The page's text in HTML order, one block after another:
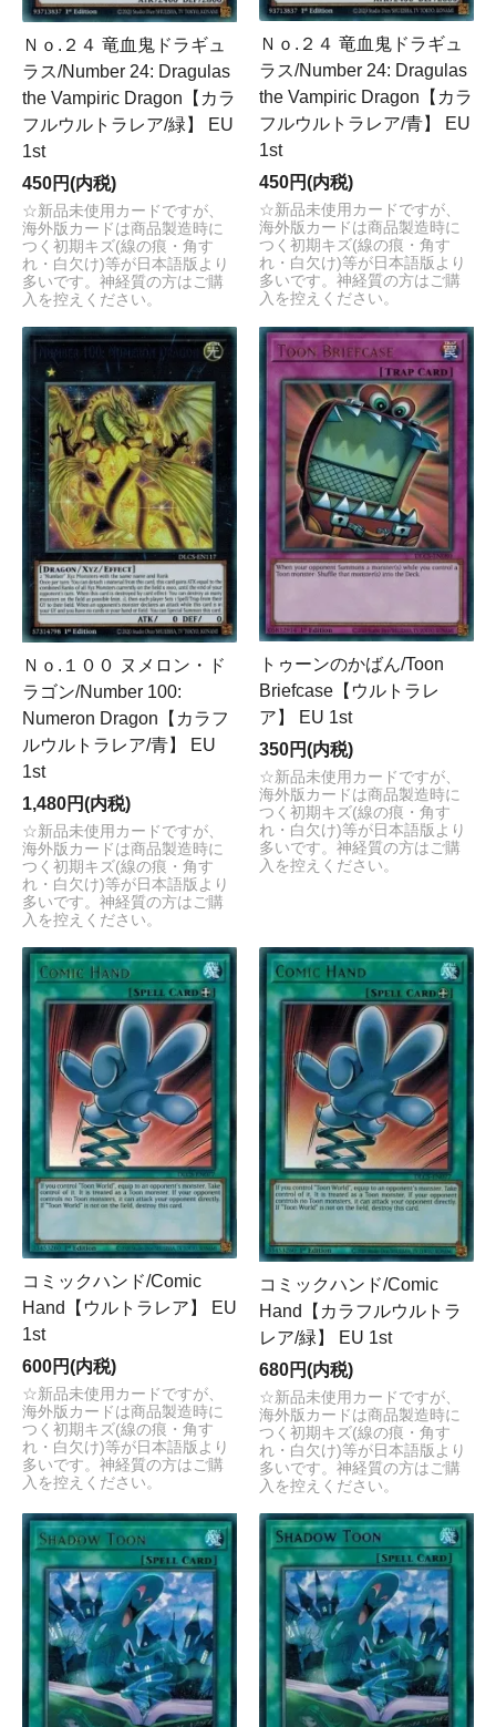
Ｎｏ.２４ 竜血鬼ドラギュ
ラス/Number 24: Dragulas
the Vampiric Dragon【カラ
フルウルトラレア/緑】 EU
1st
450円(内税)
☆新品未使用カードですが、
海外版カードは商品製造時に
つく初期キズ(線の痕・角す
れ・白欠け)等が日本語版より
多いです。神経質の方はご購
入を控えください。
Ｎｏ.２４ 竜血鬼ドラギュ
ラス/Number 24: Dragulas
the Vampiric Dragon【カラ
フルウルトラレア/青】 EU
1st
450円(内税)
☆新品未使用カードですが、
海外版カードは商品製造時に
つく初期キズ(線の痕・角す
れ・白欠け)等が日本語版より
多いです。神経質の方はご購
入を控えください。
Ｎｏ.１００ ヌメロン・ド
ラゴン/Number 100:
Numeron Dragon【カラフ
ルウルトラレア/青】 EU
1st
1,480円(内税)
☆新品未使用カードですが、
海外版カードは商品製造時に
つく初期キズ(線の痕・角す
れ・白欠け)等が日本語版より
多いです。神経質の方はご購
入を控えください。
トゥーンのかばん/Toon
Briefcase【ウルトラレ
ア】 EU 1st
350円(内税)
☆新品未使用カードですが、
海外版カードは商品製造時に
つく初期キズ(線の痕・角す
れ・白欠け)等が日本語版より
多いです。神経質の方はご購
入を控えください。
コミックハンド/Comic
Hand【ウルトラレア】 EU
1st
600円(内税)
☆新品未使用カードですが、
海外版カードは商品製造時に
つく初期キズ(線の痕・角す
れ・白欠け)等が日本語版より
多いです。神経質の方はご購
入を控えください。
コミックハンド/Comic
Hand【カラフルウルトラ
レア/緑】 EU 1st
680円(内税)
☆新品未使用カードですが、
海外版カードは商品製造時に
つく初期キズ(線の痕・角す
れ・白欠け)等が日本語版より
多いです。神経質の方はご購
入を控えください。